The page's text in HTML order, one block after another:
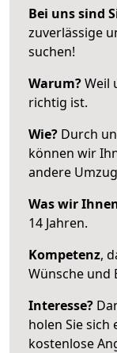
Bei uns sind
zuverlässige
suchen!
Warum?Weil
richtig ist.
Wie? Durch
können wir
andere
Was wir
14 Jahren.
Kompetenz,
Wünsche und
Interesse?
holen Sie sich
kostenlose